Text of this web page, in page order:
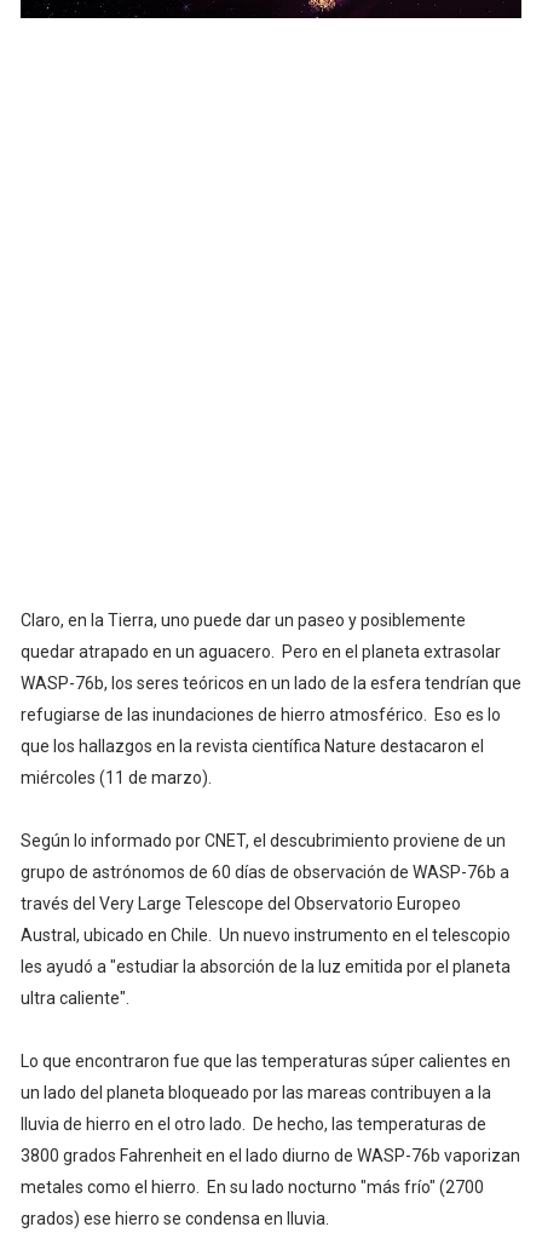
Claro, en la Tierra, uno puede dar un paseo y posiblemente
quedar atrapado en un aguacero. Pero en el planeta extrasolar
WASP-76b, los seres teóricos en un lado de la esfera tendrían que
refugiarse de las inundaciones de hierro atmosférico. Eso es lo
que los hallazgos en la revista científica Nature destacaron el
miércoles (11 de marzo).
Según lo informado por CNET, el descubrimiento proviene de un
grupo de astrónomos de 60 días de observación de WASP-76b a
través del Very Large Telescope del Observatorio Europeo
Austral, ubicado en Chile. Un nuevo instrumento en el telescopio
les ayudó a "estudiar la absorción de la luz emitida por el planeta
ultra caliente".
Lo que encontraron fue que las temperaturas súper calientes en
un lado del planeta bloqueado por las mareas contribuyen a la
lluvia de hierro en el otro lado. De hecho, las temperaturas de
3800 grados Fahrenheit en el lado diurno de WASP-76b vaporizan
metales como el hierro. En su lado nocturno "más frío" (2700
grados) ese hierro se condensa en lluvia.